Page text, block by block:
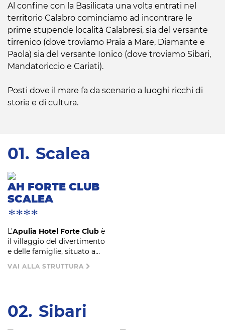
Al confine con la Basilicata una volta entrati nel
territorio Calabro cominciamo ad incontrare le
prime stupende località Calabresi, sia del versante
tirrenico (dove troviamo Praia a Mare, Diamante e
Paola) sia del versante Ionico (dove troviamo Sibari,
Mandatoriccio e Cariati).
Posti dove il mare fa da scenario a luoghi ricchi di
storia e di cultura.
01. Scalea
AH FORTE CLUB
SCALEA
****
L’Apulia Hotel Forte Club è
il villaggio del divertimento
e delle famiglie, situato a...
VAI ALLA STRUTTURA
02. Sibari